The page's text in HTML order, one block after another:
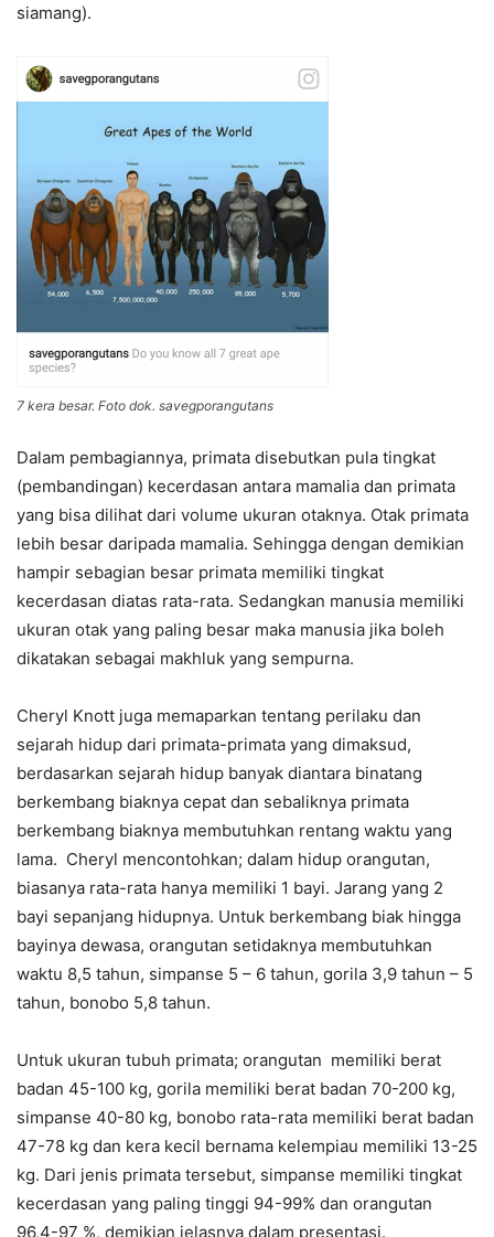
siamang).
7 kera besar. Foto dok. savegporangutans
Dalam pembagiannya, primata disebutkan pula tingkat
(pembandingan) kecerdasan antara mamalia dan primata
yang bisa dilihat dari volume ukuran otaknya. Otak primata
lebih besar daripada mamalia. Sehingga dengan demikian
hampir sebagian besar primata memiliki tingkat
kecerdasan diatas rata-rata. Sedangkan manusia memiliki
ukuran otak yang paling besar maka manusia jika boleh
dikatakan sebagai makhluk yang sempurna.
Cheryl Knott juga memaparkan tentang perilaku dan
sejarah hidup dari primata-primata yang dimaksud,
berdasarkan sejarah hidup banyak diantara binatang
berkembang biaknya cepat dan sebaliknya primata
berkembang biaknya membutuhkan rentang waktu yang
lama. Cheryl mencontohkan; dalam hidup orangutan,
biasanya rata-rata hanya memiliki 1 bayi. Jarang yang 2
bayi sepanjang hidupnya. Untuk berkembang biak hingga
bayinya dewasa, orangutan setidaknya membutuhkan
waktu 8,5 tahun, simpanse 5 – 6 tahun, gorila 3,9 tahun – 5
tahun, bonobo 5,8 tahun.
Untuk ukuran tubuh primata; orangutan memiliki berat
badan 45-100 kg, gorila memiliki berat badan 70-200 kg,
simpanse 40-80 kg, bonobo rata-rata memiliki berat badan
47-78 kg dan kera kecil bernama kelempiau memiliki 13-25
kg. Dari jenis primata tersebut, simpanse memiliki tingkat
kecerdasan yang paling tinggi 94-99% dan orangutan
96,4-97 %, demikian jelasnya dalam presentasi.